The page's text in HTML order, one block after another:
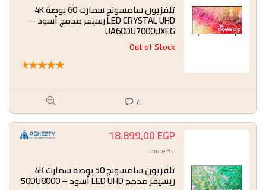
تلفزيون سامسونج سمارت 60 بوصة 4K
LED CRYSTAL UHD رسيفر مدمج أسود –
UA60DU7000UXEG
Out of Stock
★
★
★
★
★
4
18.899,00EGP
+ 3 more
تلفزيون سامسونج 50 بوصة سمارت 4K
ريسيفر مدمج LED UHD أسود – 50DU8000